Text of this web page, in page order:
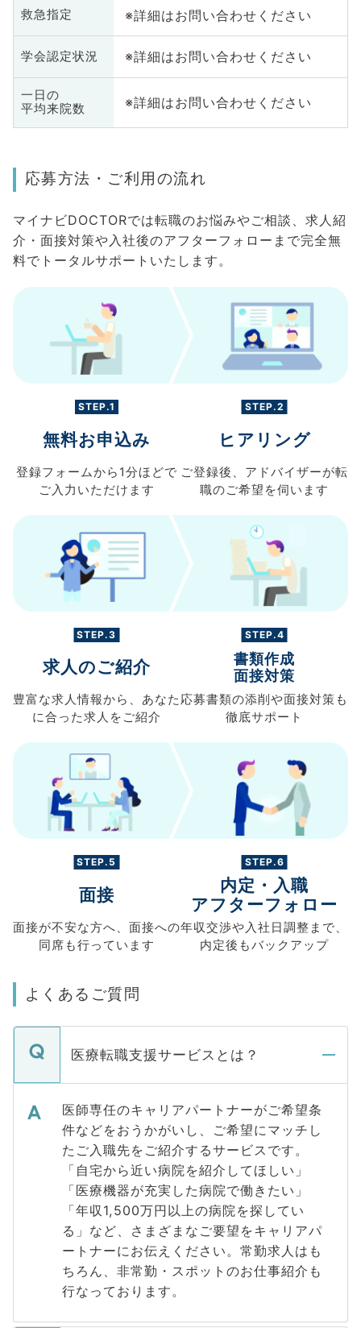
救急指定 ※詳細はお問い合わせください
学会認定状況 ※詳細はお問い合わせください
一日の
平均来院数
※詳細はお問い合わせください
応募方法・ご利用の流れ
マイナビDOCTORでは転職のお悩みやご相談、求人紹
介・面接対策や入社後のアフターフォローまで完全無
料でトータルサポートいたします。
STEP.1
無料お申込み
登録フォームから 1分ほどで
ご入力 いただけます
STEP.2
ヒアリング
ご登録後、 アドバイザーが転
職のご希望を伺います
STEP.3
求人のご紹介
豊富な求人情報から、 あなた
に合った求人を ご紹介
STEP.4
書類作成
面接対策
応募書類の添削や面接対策も
徹底サポート
STEP.5
面接
面接が不安な方へ、 面接への
同席も行っています
STEP.6
内定・入職
アフターフォロー
年収交渉や入社日調整まで、
内定後もバックアップ
よくあるご質問
医療転職支援サービスとは？
医師専任のキャリアパートナーがご希望条
件などをおうかがいし、ご希望にマッチし
たご入職先をご紹介するサービスです。
「自宅から近い病院を紹介してほしい」
「医療機器が充実した病院で働きたい」
「年収1,500万円以上の病院を探してい
る」など、さまざまなご要望をキャリアパ
ートナーにお伝えください。常勤求人はも
ちろん、非常勤・スポットのお仕事紹介も
行なっております。